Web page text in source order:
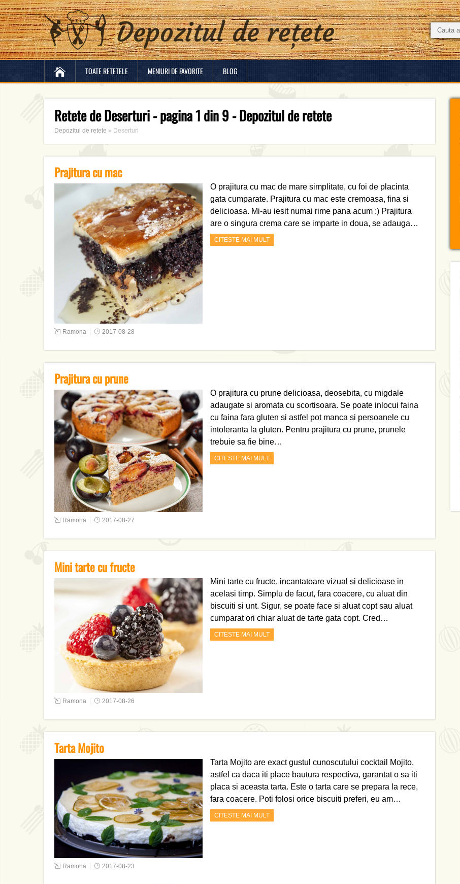
TOATE RETETELE MENIURI DE FAVORITE BLOG
Retete de Deserturi - pagina 1 din 9 - Depozitul de retete
Depozitul de retete » Deserturi
Prajitura cu mac
O prajitura cu mac de mare simplitate, cu foi de placinta
gata cumparate. Prajitura cu mac este cremoasa, fina si
delicioasa. Mi-au iesit numai rime pana acum :) Prajitura
are o singura crema care se imparte in doua, se adauga…
CITESTE MAI MULT
Ramona 2017-08-28
Prajitura cu prune
O prajitura cu prune delicioasa, deosebita, cu migdale
adaugate si aromata cu scortisoara. Se poate inlocui faina
cu faina fara gluten si astfel pot manca si persoanele cu
intoleranta la gluten. Pentru prajitura cu prune, prunele
trebuie sa fie bine…
CITESTE MAI MULT
Ramona 2017-08-27
Mini tarte cu fructe
Mini tarte cu fructe, incantatoare vizual si delicioase in
acelasi timp. Simplu de facut, fara coacere, cu aluat din
biscuiti si unt. Sigur, se poate face si aluat copt sau aluat
cumparat ori chiar aluat de tarte gata copt. Cred…
CITESTE MAI MULT
Ramona 2017-08-26
Tarta Mojito
Tarta Mojito are exact gustul cunoscutului cocktail Mojito,
astfel ca daca iti place bautura respectiva, garantat o sa iti
placa si aceasta tarta. Este o tarta care se prepara la rece,
fara coacere. Poti folosi orice biscuiti preferi, eu am…
CITESTE MAI MULT
Ramona 2017-08-23